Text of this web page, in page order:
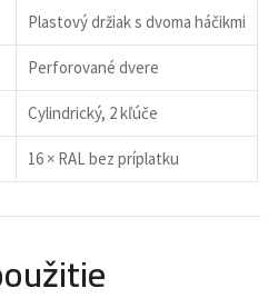
Plastový držiak s dvoma háčikmi
Perforované dvere
Cylindrický, 2 kľúče
16 × RAL bez príplatku